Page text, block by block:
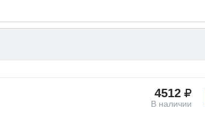
4512
В наличии